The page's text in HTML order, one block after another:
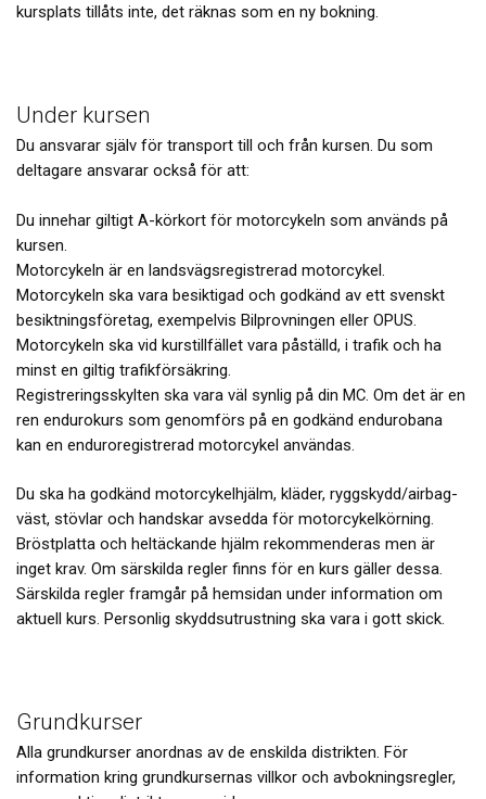
kursplats tillåts inte, det räknas som en ny bokning.
Under kursen
Du ansvarar själv för transport till och från kursen. Du som
deltagare ansvarar också för att:
Du innehar giltigt A-körkort för motorcykeln som används på
kursen.
Motorcykeln är en landsvägsregistrerad motorcykel.
Motorcykeln ska vara besiktigad och godkänd av ett svenskt
besiktningsföretag, exempelvis Bilprovningen eller OPUS.
Motorcykeln ska vid kurstillfället vara påställd, i trafik och ha
minst en giltig trafikförsäkring.
Registreringsskylten ska vara väl synlig på din MC. Om det är en
ren endurokurs som genomförs på en godkänd endurobana
kan en enduroregistrerad motorcykel användas.
Du ska ha godkänd motorcykelhjälm, kläder, ryggskydd/airbag-
väst, stövlar och handskar avsedda för motorcykelkörning.
Bröstplatta och heltäckande hjälm rekommenderas men är
inget krav. Om särskilda regler finns för en kurs gäller dessa.
Särskilda regler framgår på hemsidan under information om
aktuell kurs. Personlig skyddsutrustning ska vara i gott skick.
Grundkurser
Alla grundkurser anordnas av de enskilda distrikten. För
information kring grundkursernas villkor och avbokningsregler,